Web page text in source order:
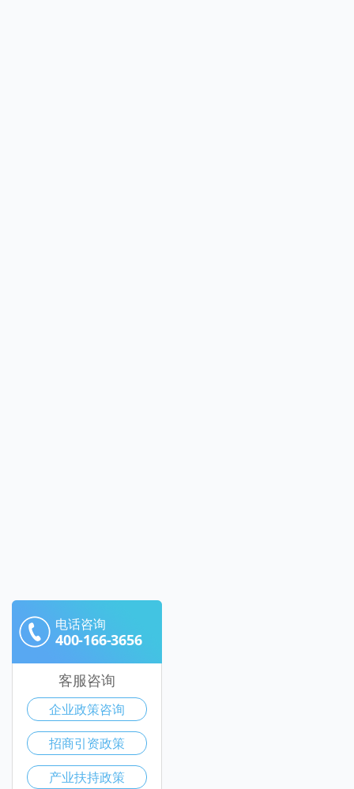
电话咨询
400-166-3656
客服咨询
企业政策咨询
招商引资政策
产业扶持政策